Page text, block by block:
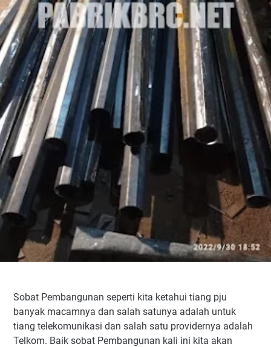
Sobat Pembangunan seperti kita ketahui tiang pju
banyak macamnya dan salah satunya adalah untuk
tiang telekomunikasi dan salah satu providernya adalah
Telkom. Baik sobat Pembangunan kali ini kita akan